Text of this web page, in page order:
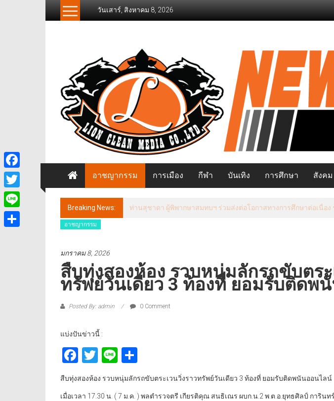
วันเสาร์, สิงหาคม 8, 2026
Freelancer
วส์
ฟรี
แลน
เซอร์
อาชญากรรม การเมือง กีฬา บันเทิง การศึกษา สังคม
Breaking News: ประธานกรรมาธิการการท่องเที่ยว เปิดสัมมนาพัฒนาศักยภาพอาสา
อาชญากรรม
มกราคม 8, 2026
สืบทุ่งสองห้อง รวบหนุ่มลักรถขับตระ
ทรัพย์วันเดียว 3 ท้องที่ ยอมรับติดพ
Posted By: admin 0 Comment
แบ่งปันข่าวนี้ :
Facebook
Twitter
Line
สืบทุ่งสองห้อง รวบหนุ่มลักรถขับตระเวนวิ่งราวทรัพย์วันเดียว 3 ท้องที่ ยอมรับติดพนันออนไลน์
เมื่อเวลา 17.30 น. ( 7 ม.ค. ) พลตำรวจตรี เกียรติคุณ สนธิเณร ผบก.น.2 พ.ต.อ.ยุทธศิลป์ การินท
Facebook
Twitter
Line